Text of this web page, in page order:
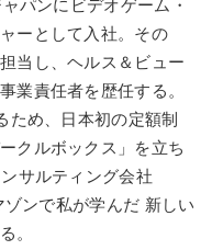
パンにビデオゲーム・
ーとして入社。その
当し、ヘルス＆ビュー
業責任者を歴任する。
ため、日本初の定額制
クルボックス」を立ち
サルティング会社
ゾンで私が学んだ 新しい
。